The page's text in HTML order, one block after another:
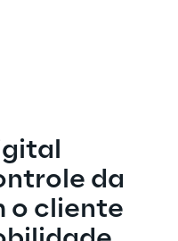
da
o cliente